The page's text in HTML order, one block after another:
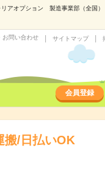
アオプション 製造事業部（全国）
お問い合わせ サイトマップ
会員登録
搬/日払いOK